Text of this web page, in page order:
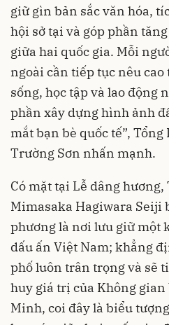
giữ gìn bản sắc văn hóa,
hội sở tại và góp phần
giữa hai quốc gia. Mỗi
ngoài cần tiếp tục nêu
sống, học tập và lao động
phần xây dựng hình ảnh
mắt bạn bè quốc tế”,
Trường Sơn nhấn mạnh.
Có mặt tại Lễ dâng
Mimasaka Hagiwara Seiji
phương là nơi lưu giữ một
dấu ấn Việt Nam; khẳng
phố luôn trân trọng và sẽ
huy giá trị của Không
Minh, coi đây là biểu